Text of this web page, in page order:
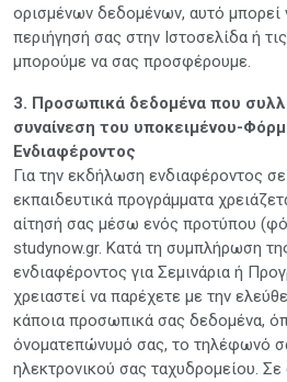
ορισμένων δεδομένων, αυτό μπορεί
περιήγησή σας στην Ιστοσελίδα ή
μπορούμε να σας προσφέρουμε.
3. Προσωπικά δεδομένα που
συναίνεση του υποκειμένου-
Ενδιαφέροντος
Για την εκδήλωση ενδιαφέροντος σε
εκπαιδευτικά προγράμματα
αίτησή σας μέσω ενός προτύπου
studynow.gr. Κατά τη συμπλήρωση
ενδιαφέροντος για Σεμινάρια ή
χρειαστεί να παρέχετε με την
κάποια προσωπικά σας δεδομένα,
όνοματεπώνυμό σας, το τηλέφωνό
ηλεκτρονικού σας ταχυδρομείου.